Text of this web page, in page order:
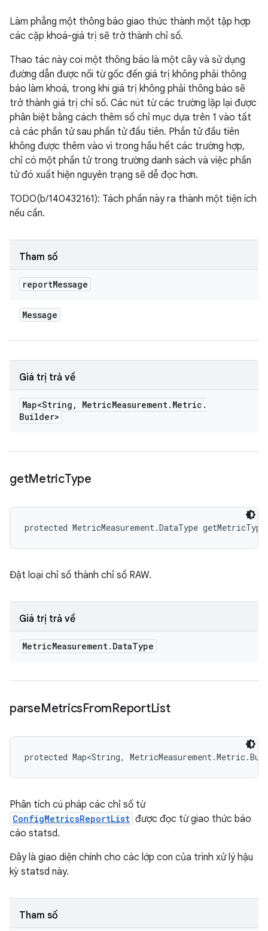
Làm phẳng một thông báo giao thức thành một tập hợp
các cặp khoá-giá trị sẽ trở thành chỉ số.
Thao tác này coi một thông báo là một cây và sử dụng
đường dẫn được nối từ gốc đến giá trị không phải thông
báo làm khoá, trong khi giá trị không phải thông báo sẽ
trở thành giá trị chỉ số. Các nút từ các trường lặp lại được
phân biệt bằng cách thêm số chỉ mục dựa trên 1 vào tất
cả các phần tử sau phần tử đầu tiên. Phần tử đầu tiên
không được thêm vào vì trong hầu hết các trường hợp,
chỉ có một phần tử trong trường danh sách và việc phần
tử đó xuất hiện nguyên trạng sẽ dễ đọc hơn.
TODO(b/140432161): Tách phần này ra thành một tiện ích
nếu cần.
Tham số
reportMessage
Message
Giá trị trả về
Map<String , MetricMeasurement. Metric .
Builder>
getMetricType
protected MetricMeasurement.DataType
Đặt loại chỉ số thành chỉ số RAW.
Giá trị trả về
MetricMeasurement. DataType
parseMetricsFromReportList
protected Map<String,
Phân tích cú pháp các chỉ số từ
ConfigMetricsReportList được đọc từ giao thức báo
cáo statsd.
Đây là giao diện chính cho các lớp con của trình xử lý hậu
kỳ statsd này.
Tham số